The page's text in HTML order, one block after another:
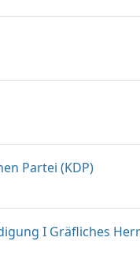
Partei (KDP)
I Gräfliches